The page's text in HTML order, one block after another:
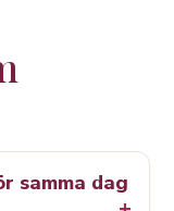
samma dag